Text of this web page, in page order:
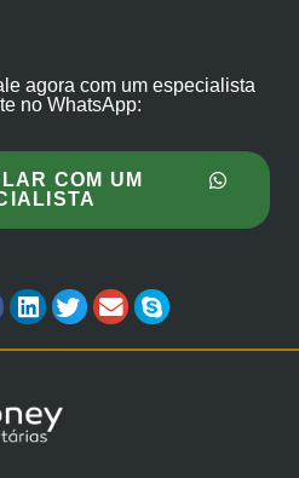
agora com um especialista
no WhatsApp:
COM UM